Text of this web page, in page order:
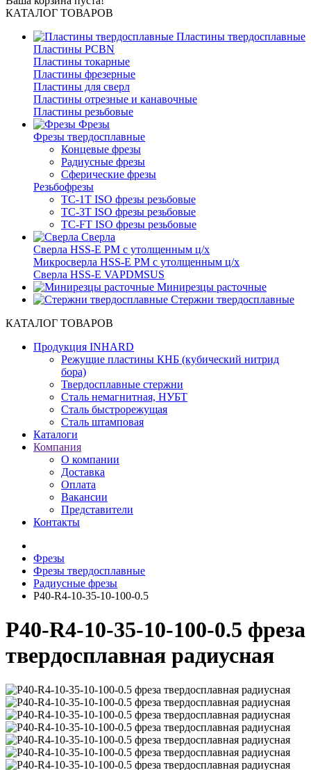
КАТАЛОГ ТОВАРОВ
Пластины твердосплавные
Пластины PCBN
Пластины токарные
Пластины фрезерные
Пластины для сверл
Пластины отрезные и канавочные
Пластины резьбовые
Фрезы
Фрезы твердосплавные
Концевые фрезы
Радиусные фрезы
Сферические фрезы
Резьбофрезы
TC-1T ISO фрезы резьбовые
TC-3T ISO фрезы резьбовые
TC-FT ISO фрезы резьбовые
Сверла
Cверла HSS-E PM c утолщенным ц/х
Микросверла HSS-E PM c утолщенным ц/х
Сверла HSS-E VAPDMSUS
Минирезцы расточные
Cтержни твердосплавные
КАТАЛОГ ТОВАРОВ
Продукция INHARD
Режущие пластины КНБ (кубический нитрид
бора)
Твердосплавные стержни
Сталь немагнитная, НУБТ
Сталь быстрорежущая
Сталь штамповая
Каталоги
Компания
О компании
Доставка
Оплата
Вакансии
Представители
Контакты
Фрезы
Фрезы твердосплавные
Радиусные фрезы
P40-R4-10-35-10-100-0.5
P40-R4-10-35-10-100-0.5 фреза
твердосплавная радиусная